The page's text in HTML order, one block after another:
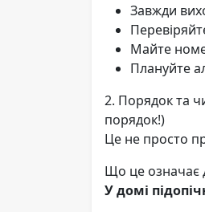
Завжди
Майте
Плануйте
2. Порядок та
порядок!)
Це не просто
Що це означає
У домі